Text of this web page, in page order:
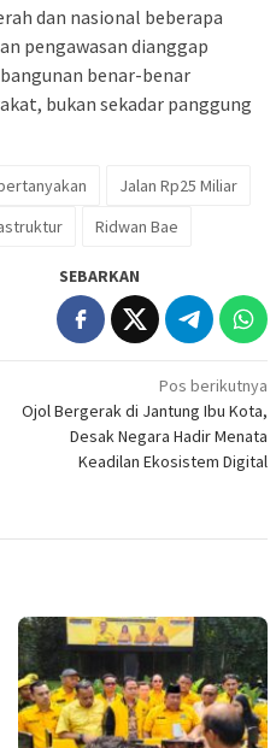
dan nasional beberapa
pengawasan dianggap
benar-benar
bukan sekadar panggung
Jalan Rp25 Miliar
Ridwan Bae
SEBARKAN
Pos berikutnya
Ojol Bergerak di Jantung Ibu Kota,
Desak Negara Hadir Menata
Keadilan Ekosistem Digital